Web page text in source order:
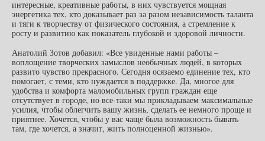
интересные, креативные работы, в них чувствуется мощная
энергетика тех, кто доказывает раз за разом независимость таланта
и тяги к творчеству от физического состояния, а стремление к
росту и развитию как показатель глубокой и здоровой личности.
Анатолий Зотов добавил: «Все увиденные нами работы –
воплощение творческих замыслов необычных людей, в которых
развито чувство прекрасного. Сегодня осязаемо единение тех, кто
помогает, с теми, кто нуждается в поддержке. Да, многое для
удобства и комфорта маломобильных групп граждан еще
отсутствует в городе, но все-таки мы прикладываем максимальные
усилия, чтобы облегчить вашу жизнь, сделать ее немного проще и
приятнее. Хочется, чтобы у вас чаще была возможность бывать
там, где хочется, а значит, жить полноценной жизнью».